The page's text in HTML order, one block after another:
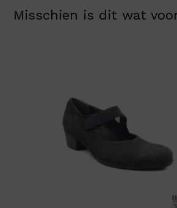
Misschien is dit wat